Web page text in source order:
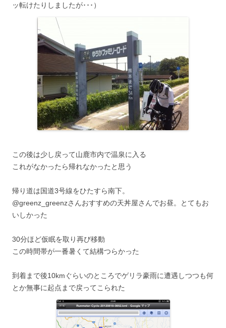
ッ転けたりしましたが･･･）
この後は少し戻って山鹿市内で温泉に入る
これがなかったら帰れなかったと思う
帰り道は国道3号線をひたすら南下。
@greenz_greenzさんおすすめの天丼屋さんでお昼。とてもお
いしかった
30分ほど仮眠を取り再び移動
この時間帯が一番暑くて結構つらかった
到着まで後10kmぐらいのところでゲリラ豪雨に遭遇しつつも何
とか無事に起点まで戻ってこられた